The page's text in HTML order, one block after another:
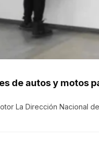
de autos y motos
La Dirección Nacional